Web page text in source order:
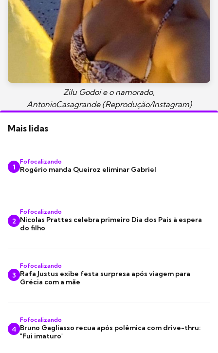
Zilu Godoi e o namorado,
AntonioCasagrande (Reprodução/Instagram)
Mais lidas
1
Fofocalizando
Rogério manda Queiroz eliminar Gabriel
2
Fofocalizando
Nicolas Prattes celebra primeiro Dia dos Pais à espera
do filho
3
Fofocalizando
Rafa Justus exibe festa surpresa após viagem para
Grécia com a mãe
4
Fofocalizando
Bruno Gagliasso recua após polêmica com drive-thru:
"Fui imaturo"